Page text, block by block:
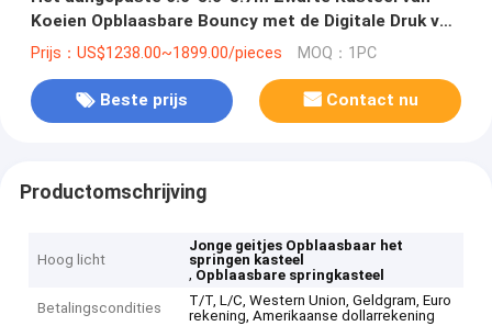
Koeien Opblaasbare Bouncy met de Digitale Druk van
EN71
Prijs：US$1238.00~1899.00/pieces MOQ：1PC
Beste prijs Contact nu
Productomschrijving
Hoog licht
Jonge geitjes Opblaasbaar het
springen kasteel
, Opblaasbare springkasteel
Betalingscondities
T/T, L/C, Western Union, Geldgram, Euro
rekening, Amerikaanse dollarrekening